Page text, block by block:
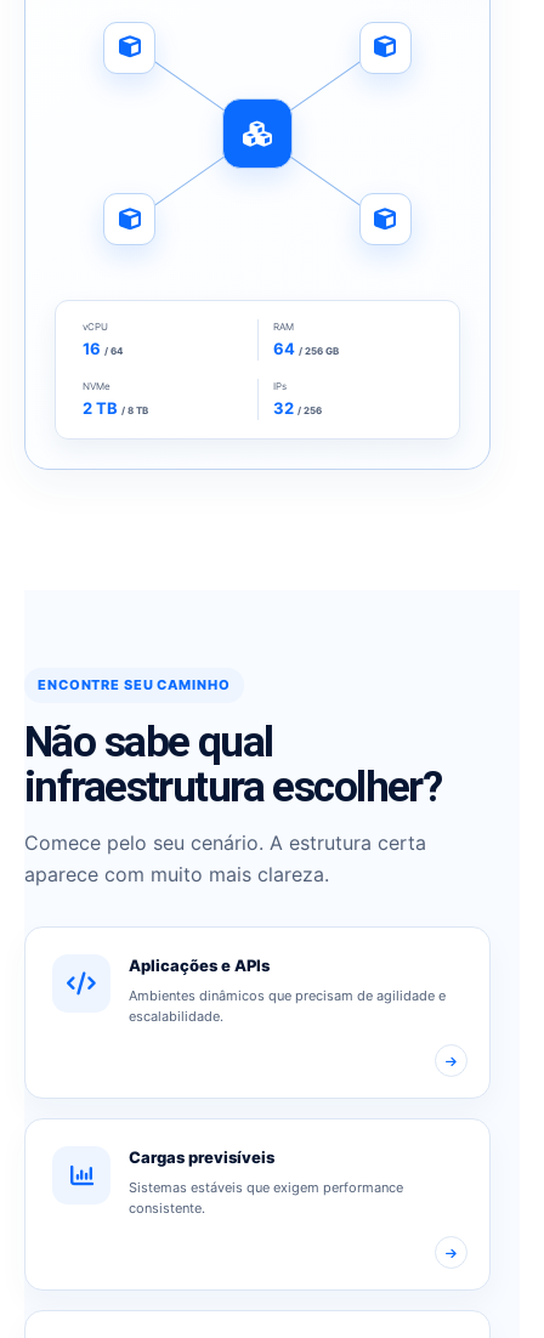
vCPU
16 / 64
RAM
64 / 256 GB
NVMe
2 TB / 8 TB
IPs
32 / 256
ENCONTRE SEU CAMINHO
Não sabe qual
infraestrutura escolher?
Comece pelo seu cenário. A estrutura certa
aparece com muito mais clareza.
Aplicações e APIs
Ambientes dinâmicos que precisam de agilidade e
escalabilidade.
Cargas previsíveis
Sistemas estáveis que exigem performance
consistente.